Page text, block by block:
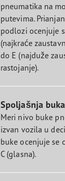
pneumatika na
putevima.
podlozi ocenjuje
(najkraće
do E (najduže
rastojanje).
Spoljašnja buka
Meri nivo buke
izvan vozila u
buke ocenjuje se
C (glasna).